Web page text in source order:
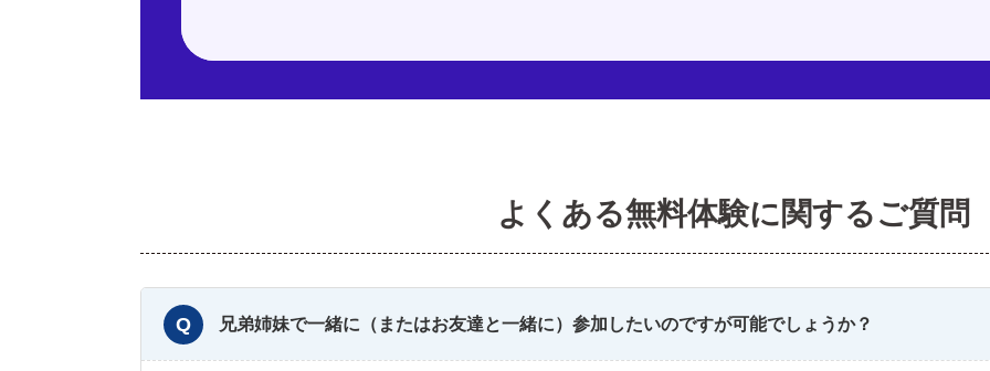
よくある無料体験に関するご質問
兄弟姉妹で一緒に（またはお友達と一緒に）参加したいのですが可能でしょうか？